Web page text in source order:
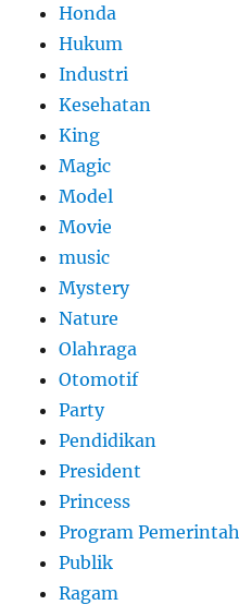
Honda
Hukum
Industri
Kesehatan
King
Magic
Model
Movie
music
Mystery
Nature
Olahraga
Otomotif
Party
Pendidikan
President
Princess
Program Pemerintah
Publik
Ragam